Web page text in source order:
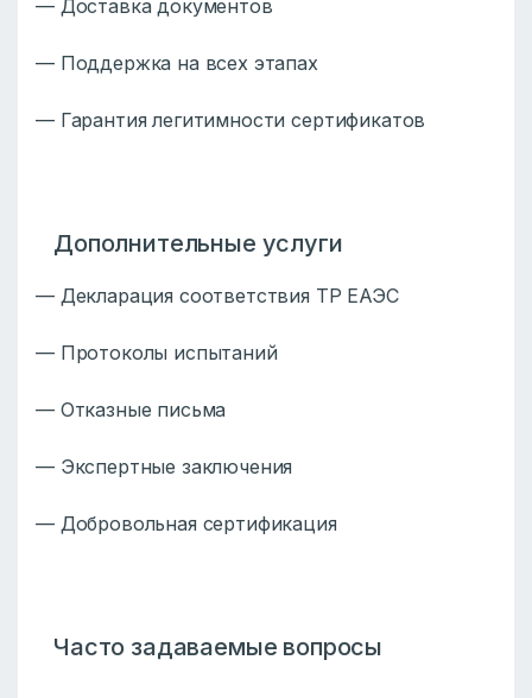
— Доставка документов
— Поддержка на всех этапах
— Гарантия легитимности сертификатов
Дополнительные услуги
— Декларация соответствия ТР ЕАЭС
— Протоколы испытаний
— Отказные письма
— Экспертные заключения
— Добровольная сертификация
Часто задаваемые вопросы